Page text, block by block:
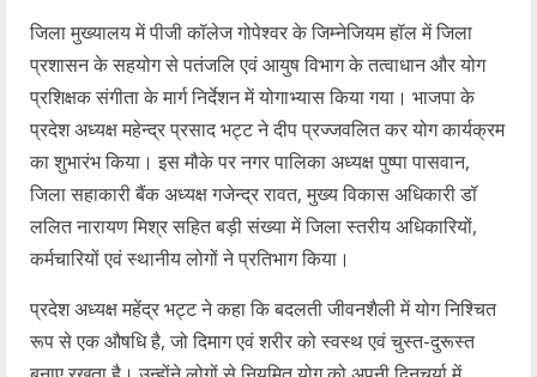
जिला मुख्यालय में पीजी कॉलेज गोपेश्वर के जिम्नेजियम हॉल में जिला
प्रशासन के सहयोग से पतंजलि एवं आयुष विभाग के तत्वाधान और योग
प्रशिक्षक संगीता के मार्ग निर्देशन में योगाभ्यास किया गया। भाजपा के
प्रदेश अध्यक्ष महेन्द्र प्रसाद भट्ट ने दीप प्रज्जवलित कर योग कार्यक्रम
का शुभारंभ किया। इस मौके पर नगर पालिका अध्यक्ष पुष्पा पासवान,
जिला सहाकारी बैंक अध्यक्ष गजेन्द्र रावत, मुख्य विकास अधिकारी डॉ
ललित नारायण मिश्र सहित बड़ी संख्या में जिला स्तरीय अधिकारियों,
कर्मचारियों एवं स्थानीय लोगों ने प्रतिभाग किया।
प्रदेश अध्यक्ष महेंद्र भट्ट ने कहा कि बदलती जीवनशैली में योग निश्चित
रूप से एक औषधि है, जो दिमाग एवं शरीर को स्वस्थ एवं चुस्त-दुरूस्त